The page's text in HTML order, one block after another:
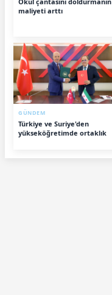
maliyeti arttı
GÜNDEM
Türkiye ve Suriye'den
yükseköğretimde ortaklık